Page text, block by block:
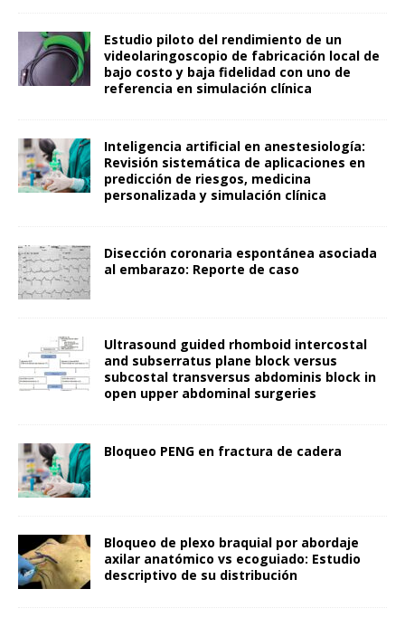
Estudio piloto del rendimiento de un
videolaringoscopio de fabricación local de
bajo costo y baja fidelidad con uno de
referencia en simulación clínica
Inteligencia artificial en anestesiología:
Revisión sistemática de aplicaciones en
predicción de riesgos, medicina
personalizada y simulación clínica
Disección coronaria espontánea asociada
al embarazo: Reporte de caso
Ultrasound guided rhomboid intercostal
and subserratus plane block versus
subcostal transversus abdominis block in
open upper abdominal surgeries
Bloqueo PENG en fractura de cadera
Bloqueo de plexo braquial por abordaje
axilar anatómico vs ecoguiado: Estudio
descriptivo de su distribución